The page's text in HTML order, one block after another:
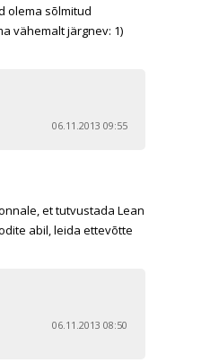
olema sõlmitud
vähemalt järgnev: 1)
06.11.2013 09:55
et tutvustada Lean
abil, leida ettevõtte
06.11.2013 08:50